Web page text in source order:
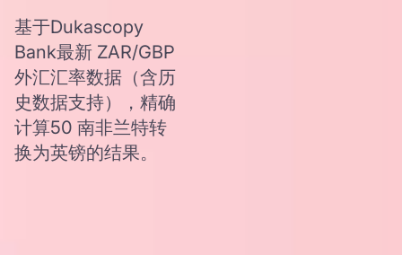
基于Dukascopy
Bank最新 ZAR/GBP
外汇汇率数据（含历
史数据支持），精确
计算50 南非兰特转
换为英镑的结果。